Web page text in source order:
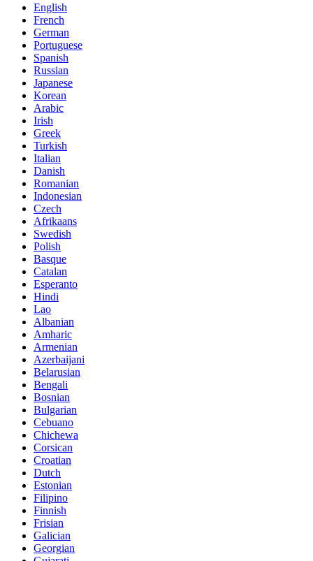
English
French
German
Portuguese
Spanish
Russian
Japanese
Korean
Arabic
Irish
Greek
Turkish
Italian
Danish
Romanian
Indonesian
Czech
Afrikaans
Swedish
Polish
Basque
Catalan
Esperanto
Hindi
Lao
Albanian
Amharic
Armenian
Azerbaijani
Belarusian
Bengali
Bosnian
Bulgarian
Cebuano
Chichewa
Corsican
Croatian
Dutch
Estonian
Filipino
Finnish
Frisian
Galician
Georgian